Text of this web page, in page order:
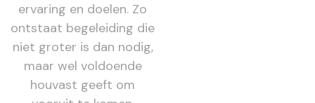
ervaring en doelen. Zo
ontstaat begeleiding die
niet groter is dan nodig,
maar wel voldoende
houvast geeft om